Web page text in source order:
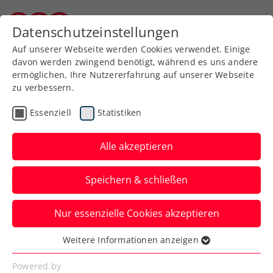
Zurück zur Newsübersicht
Davis Cup
Davis Cup Österreich –
Finnland live auf ORF
SPORT+ und ÖTV TV
So seid ihr live dabei, wenn die ÖTV-
Herren den Kampf um einen Platz beim
Finalturnier 2025 aufnehmen.
Verfasst von: Manuel Wachta, 17.01.2025
Datenschutzeinstellungen
Auf unserer Webseite werden Cookies verwendet. Einige
davon werden zwingend benötigt, während es uns andere
ermöglichen, Ihre Nutzererfahrung auf unserer Webseite
zu verbessern.
Essenziell Statistiken
Alle akzeptieren
Speichern & schließen
Nur essenzielle Cookies akzeptieren
Essenziell
Essenzielle Cookies werden für grundlegende
Weitere Informationen anzeigen
Powered by